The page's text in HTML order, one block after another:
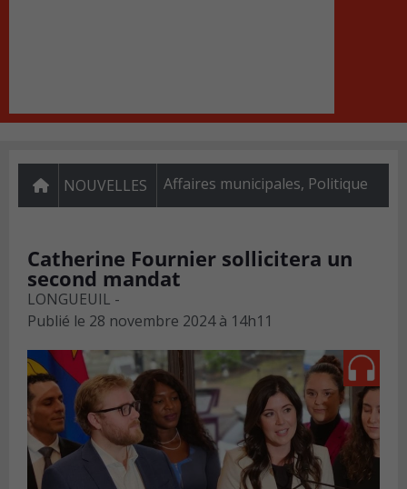
NOUVELLES Affaires municipales, Politique
Catherine Fournier sollicitera un
second mandat
LONGUEUIL -
Publié le 28 novembre 2024 à 14h11